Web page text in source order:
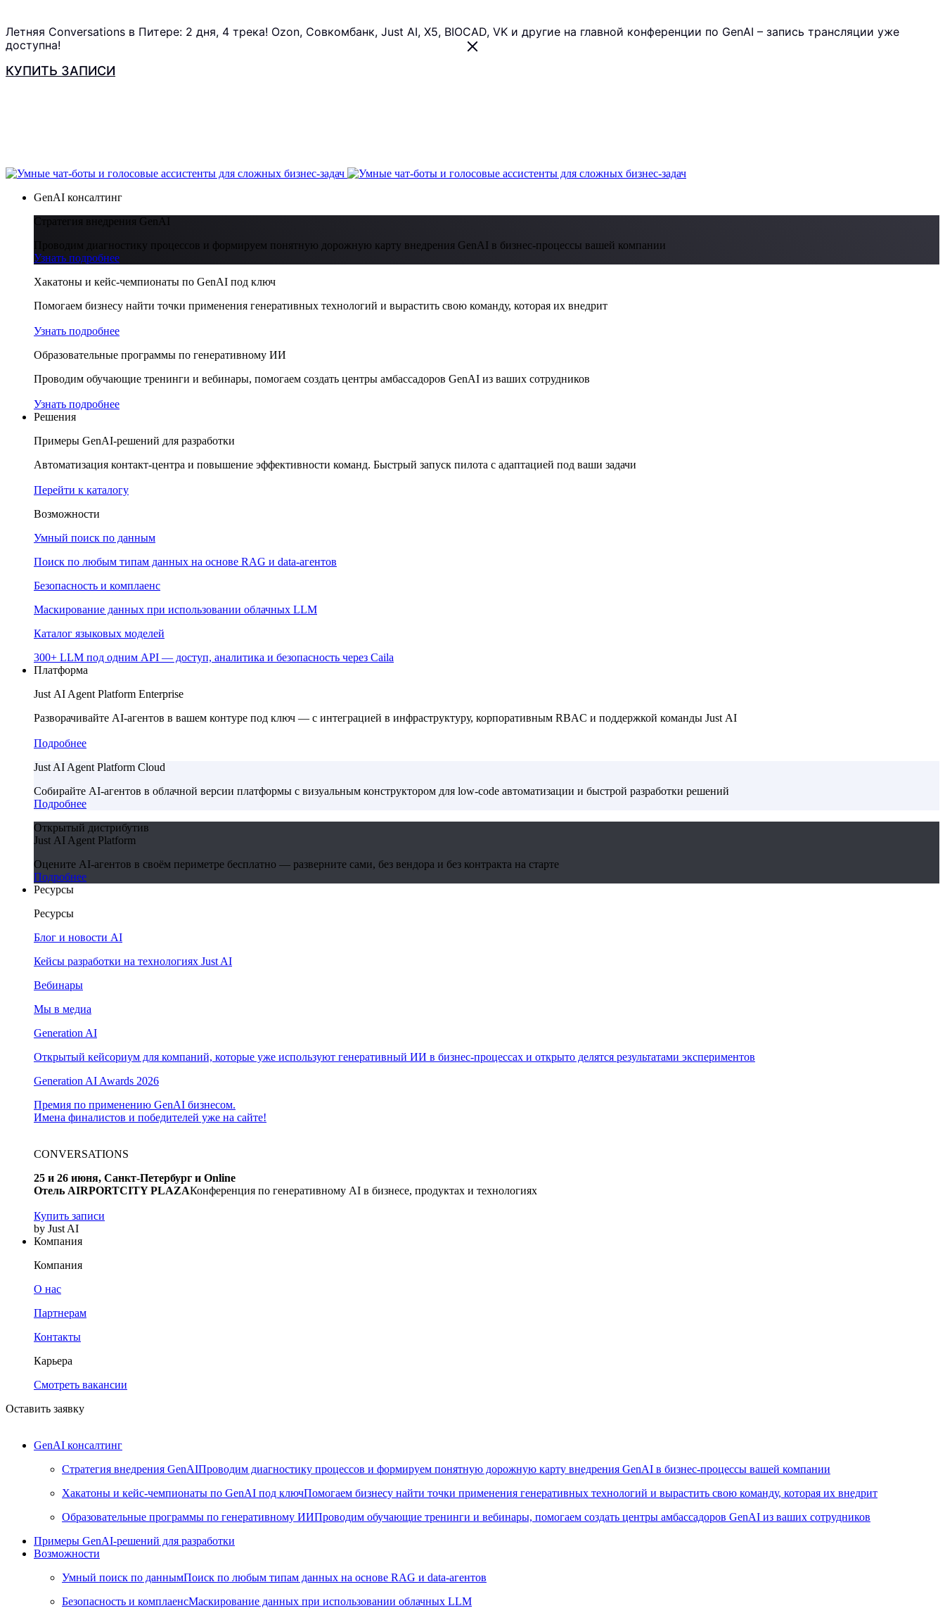
Летняя Conversations в Питере: 2 дня, 4 трека! Ozon, Совкомбанк, Just AI, X5, BIOCAD, VK и другие на главной конференции по GenAI – запись трансляции уже
доступна!
КУПИТЬ ЗАПИСИ
GenAI консалтинг
Стратегия внедрения GenAI
Проводим диагностику процессов и формируем понятную дорожную карту внедрения GenAI в бизнес-процессы вашей компании
Узнать подробнее
Хакатоны и кейс-чемпионаты по GenAI под ключ
Помогаем бизнесу найти точки применения генеративных технологий и вырастить свою команду, которая их внедрит
Узнать подробнее
Образовательные программы по генеративному ИИ
Проводим обучающие тренинги и вебинары, помогаем создать центры амбассадоров GenAI из ваших сотрудников
Узнать подробнее
Решения
Примеры GenAI-решений для разработки
Автоматизация контакт-центра и повышение эффективности команд. Быстрый запуск пилота с адаптацией под ваши задачи
Перейти к каталогу
Возможности
Умный поиск по данным
Поиск по любым типам данных на основе RAG и data-агентов
Безопасность и комплаенс
Маскирование данных при использовании облачных LLM
Каталог языковых моделей
300+ LLM под одним API — доступ, аналитика и безопасность через Caila
Платформа
Just AI Agent Platform Enterprise
Разворачивайте AI-агентов в вашем контуре под ключ — с интеграцией в инфраструктуру, корпоративным RBAC и поддержкой команды Just AI
Подробнее
Just AI Agent Platform Cloud
Собирайте AI-агентов в облачной версии платформы с визуальным конструктором для low-code автоматизации и быстрой разработки решений
Подробнее
Открытый дистрибутив
Just AI Agent Platform
Оцените AI-агентов в своём периметре бесплатно — разверните сами, без вендора и без контракта на старте
Подробнее
Ресурсы
Ресурсы
Блог и новости AI
Кейсы разработки на технологиях Just AI
Вебинары
Мы в медиа
Generation AI
Открытый кейсориум для компаний, которые уже используют генеративный ИИ в бизнес-процессах и открыто делятся результатами экспериментов
Generation AI Awards 2026
Премия по применению GenAI бизнесом.
Имена финалистов и победителей уже на сайте!
CONVERSATIONS
25 и 26 июня, Санкт-Петербург и Online
Отель AIRPORTCITY PLAZAКонференция по генеративному AI в бизнесе, продуктах и технологиях
Купить записи
by Just AI
Компания
Компания
О нас
Партнерам
Контакты
Карьера
Смотреть вакансии
Оставить заявку
GenAI консалтинг
Стратегия внедрения GenAIПроводим диагностику процессов и формируем понятную дорожную карту внедрения GenAI в бизнес-процессы вашей компании
Хакатоны и кейс-чемпионаты по GenAI под ключПомогаем бизнесу найти точки применения генеративных технологий и вырастить свою команду, которая их внедрит
Образовательные программы по генеративному ИИПроводим обучающие тренинги и вебинары, помогаем создать центры амбассадоров GenAI из ваших сотрудников
Примеры GenAI-решений для разработки
Возможности
Умный поиск по даннымПоиск по любым типам данных на основе RAG и data-агентов
Безопасность и комплаенсМаскирование данных при использовании облачных LLM